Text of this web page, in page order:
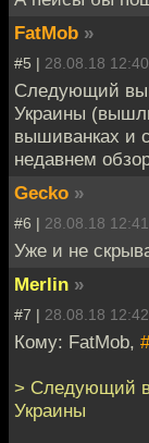
FatMob »
#5 | 28.08.18 12:40
Следующий
Украины
вышиванках и
недавнем
Gecko »
#6 | 28.08.18 12:41
Уже и не
Merlin »
#7 | 28.08.18 12:42
Кому: FatMob,
> Следующий
Украины